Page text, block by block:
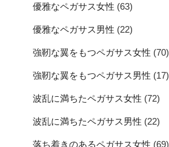
優雅なペガサス女性 (63)
優雅なペガサス男性 (22)
強靭な翼をもつペガサス女性 (70)
強靭な翼をもつペガサス男性 (17)
波乱に満ちたペガサス女性 (72)
波乱に満ちたペガサス男性 (22)
落ち着きのあるペガサス女性 (69)